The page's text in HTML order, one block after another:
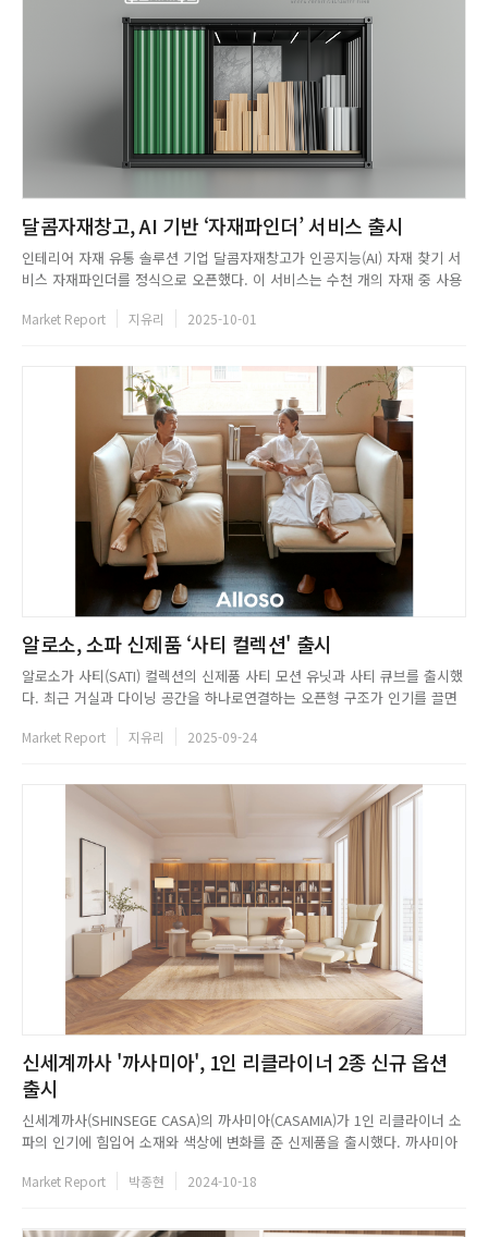
달콤자재창고, AI 기반 ‘자재파인더’ 서비스 출시
인테리어 자재 유통 솔루션 기업 달콤자재창고가 인공지능(AI) 자재 찾기 서
비스 자재파인더를 정식으로 오픈했다. 이 서비스는 수천 개의 자재 중 사용
샘플 신청 및 구매 요청이 가능해 효율적이고 직관적인 사용자 경험을 제공
Market Report 지유리 2025-10-01
알로소, 소파 신제품 ‘사티 컬렉션' 출시
알로소가 사티(SATI) 컬렉션의 신제품 사티 모션 유닛과 사티 큐브를 출시했
다. 최근 거실과 다이닝 공간을 하나로연결하는 오픈형 구조가 인기를 끌면
서재나 라운지 공간으로 꾸미는 라이프스타일에 맞게 공간 활용 방식을 제안
Market Report 지유리 2025-09-24
신세계까사 '까사미아', 1인 리클라이너 2종 신규 옵션
출시
신세계까사(SHINSEGE CASA)의 까사미아(CASAMIA)가 1인 리클라이너 소
파의 인기에 힘입어 소재와 색상에 변화를 준 신제품을 출시했다. 까사미아
선보이며, 내추럴하면서 포근한 분위기를 더했다. 또한 기존 색상에 아이보
Market Report 박종현 2024-10-18